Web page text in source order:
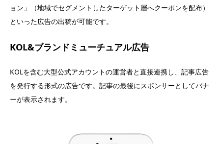
ョン」（地域でセグメントしたターゲット層へクーポンを配布）
といった広告の出稿が可能です。
KOL&ブランドミューチュアル広告
KOLを含む大型公式アカウントの運営者と直接連携し、記事広告
を発行する形式の広告です。記事の最後にスポンサーとしてバナ
ーが表示されます。